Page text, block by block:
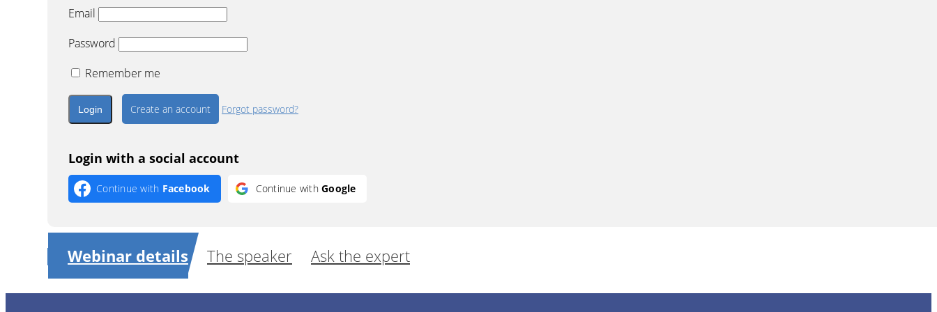
Email
Password
Remember me
Create an account Forgot password?
Login with a social account
Continue with Facebook Continue with Google
Webinar details The speaker Ask the expert